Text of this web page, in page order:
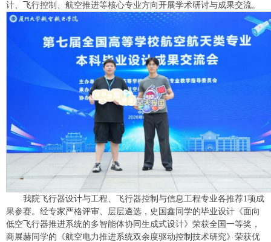
计、飞行控制、航空推进等核心专业方向开展学术研讨与成果交流。
我院飞行器设计与工程、飞行器控制与信息工程专业各推荐1项成
果参赛。经专家严格评审、层层遴选，史国鑫同学的毕业设计《面向
低空飞行器推进系统的多智能体协同生成式设计》荣获全国一等奖，
商展赫同学的《航空电力推进系统双余度驱动控制技术研究》荣获优